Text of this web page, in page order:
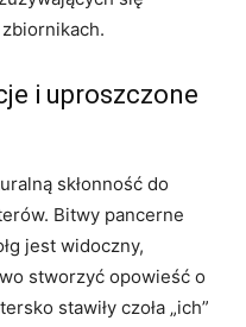
i uproszczone
skłonność do
Bitwy pancerne
jest widoczny,
stworzyć opowieść o
stawiły czoła „ich”